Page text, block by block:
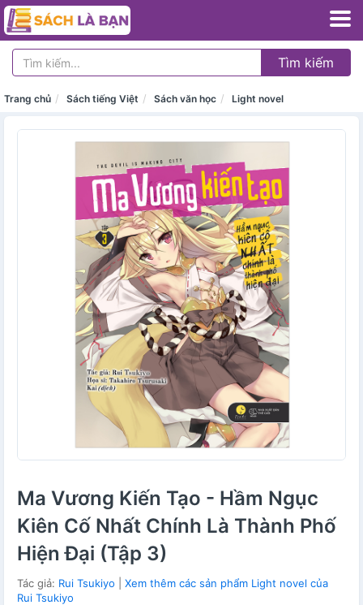
Tìm kiếm
Trang chủ Sách tiếng Việt Sách văn học Light novel
Ma Vương Kiến Tạo - Hầm Ngục
Kiên Cố Nhất Chính Là Thành Phố
Hiện Đại (Tập 3)
Tác giả: Rui Tsukiyo
Xem thêm các sản phẩm Light novel của
Rui Tsukiyo